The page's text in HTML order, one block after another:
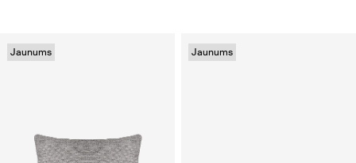
Jaunums Jaunums